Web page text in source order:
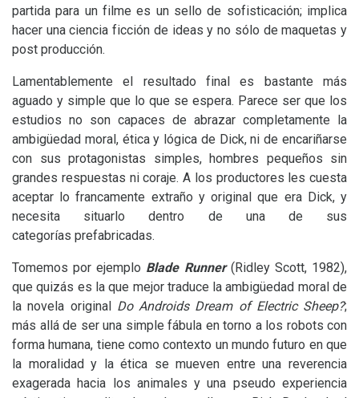
partida para un filme es un sello de sofisticación; implica
hacer una ciencia ficción de ideas y no sólo de maquetas y
post producción.
Lamentablemente el resultado final es bastante más
aguado y simple que lo que se espera. Parece ser que los
estudios no son capaces de abrazar completamente la
ambigüedad moral, ética y lógica de Dick, ni de encariñarse
con sus protagonistas simples, hombres pequeños sin
grandes respuestas ni coraje. A los productores les cuesta
aceptar lo francamente extraño y original que era Dick, y
necesita situarlo dentro de una de sus
categorías prefabricadas.
Tomemos por ejemplo Blade Runner(Ridley Scott, 1982),
que quizás es la que mejor traduce la ambigüedad moral de
la novela original Do Androids Dream of Electric Sheep?;
más allá de ser una simple fábula en torno a los robots con
forma humana, tiene como contexto un mundo futuro en que
la moralidad y la ética se mueven entre una reverencia
exagerada hacia los animales y una pseudo experiencia